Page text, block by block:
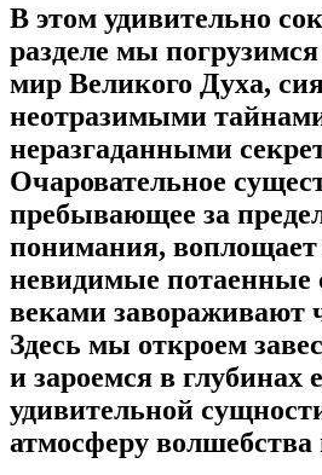
В этом удивительно
разделе мы
мир Великого Духа,
неотразимыми
неразгаданными
Очаровательное
пребывающее за
понимания, воплощает
невидимые потаенные
веками завораживают
Здесь мы откроем
и зароемся в глубинах
удивительной
атмосферу волшебства